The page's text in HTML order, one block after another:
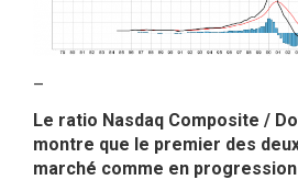
–
Le ratio Nasdaq Composite /
montre que le premier des
marché comme en